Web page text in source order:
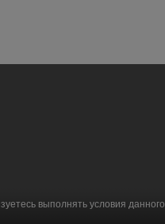
выполнять условия данного